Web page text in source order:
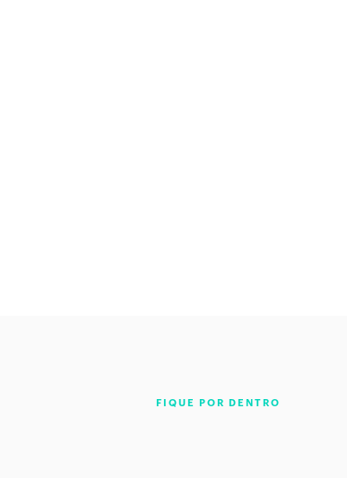
FIQUE POR DENTRO